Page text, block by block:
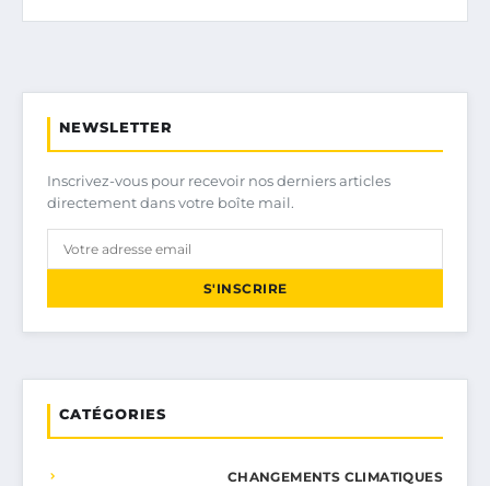
NEWSLETTER
Inscrivez-vous pour recevoir nos derniers articles
directement dans votre boîte mail.
S'INSCRIRE
CATÉGORIES
CHANGEMENTS CLIMATIQUES